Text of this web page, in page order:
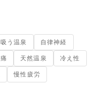
吸う温泉 自律神経
天然温泉 冷え性
慢性疲労